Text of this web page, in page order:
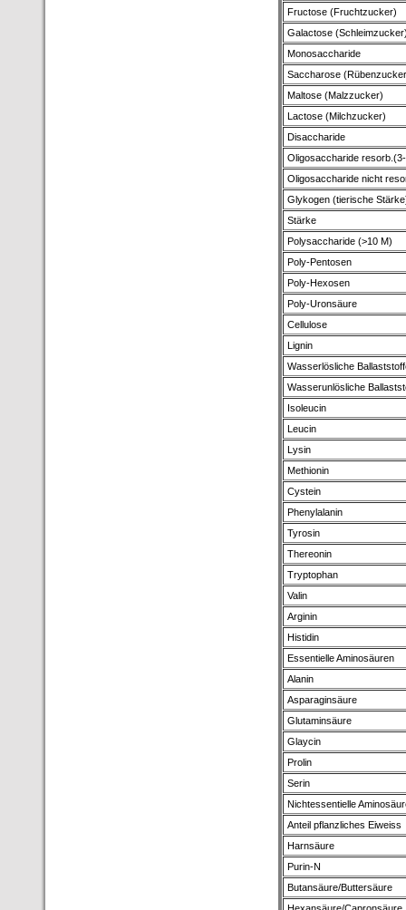
Fructose (Fruchtzucker)
Galactose
Monosaccharide
Saccharose
Maltose (Malzzucker)
Lactose (Milchzucker)
Disaccharide
Oligosaccharide
Oligosaccharide nicht
Glykogen (tierische
Stärke
Polysaccharide (>10 M)
Poly-Pentosen
Poly-Hexosen
Poly-Uronsäure
Cellulose
Lignin
Wasserlösliche
Wasserunlösliche
Isoleucin
Leucin
Lysin
Methionin
Cystein
Phenylalanin
Tyrosin
Thereonin
Tryptophan
Valin
Arginin
Histidin
Essentielle Aminosäuren
Alanin
Asparaginsäure
Glutaminsäure
Glaycin
Prolin
Serin
Nichtessentielle
Anteil pflanzliches Eiweiss
Harnsäure
Purin-N
Butansäure/Buttersäure